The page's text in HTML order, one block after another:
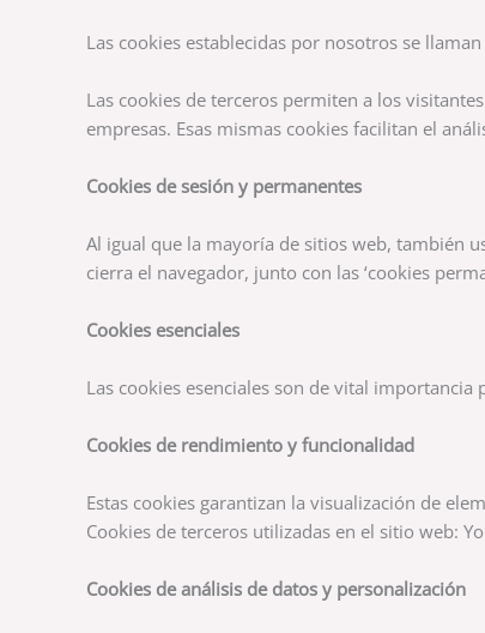
Las cookies establecidas por nosotros se llaman
Las cookies de terceros permiten a los
empresas. Esas mismas cookies facilitan el
Cookies de sesión y permanentes
Al igual que la mayoría de sitios web, también
cierra el navegador, junto con las ‘cookies
Cookies esenciales
Las cookies esenciales son de vital
Cookies de rendimiento y funcionalidad
Estas cookies garantizan la visualización de
Cookies de terceros utilizadas en el sitio web:
Cookies de análisis de datos y personalización